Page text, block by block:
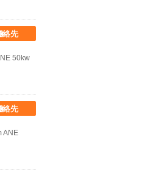
絡先
50kw
絡先
ANE